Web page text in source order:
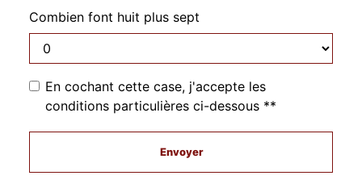
Combien font huit plus sept
En cochant cette case, j'accepte les
conditions particulières ci-dessous **
Envoyer